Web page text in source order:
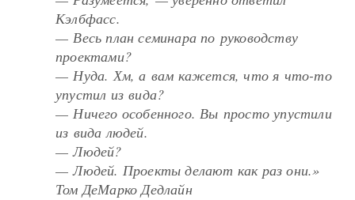
Кэлбфасс.
— Весь план семинара по руководству
проектами?
— Нуда. Хм, а вам кажется, что я что-то
упустил из вида?
— Ничего особенного. Вы просто упустили
из вида людей.
— Людей?
— Людей. Проекты делают как раз они.»
Том ДеМарко Дедлайн